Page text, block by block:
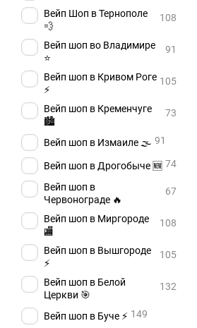
Вейп Шоп в Тернополе
💨
108
Вейп шоп во Владимире
⭐
91
Вейп шоп в Кривом Роге
⚡
105
Вейп шоп в Кременчуге
🏙️
73
Вейп шоп в Измаиле 🌫️ 91
Вейп шоп в Дрогобыче 🆕 74
Вейп шоп в
Червонограде 🔥
67
Вейп шоп в Миргороде
🏬
108
Вейп шоп в Вышгороде
⚡
105
Вейп шоп в Белой
Церкви 🎯
132
Вейп шоп в Буче ⚡ 149